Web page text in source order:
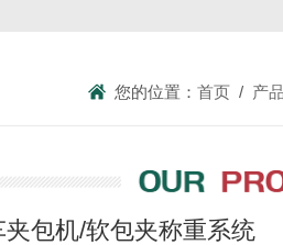
您的位置： 首页 / 产
包机/软包夹称重系统